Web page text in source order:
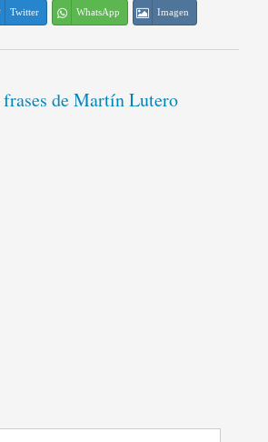
Twitter WhatsApp Imagen
frases de Martín Lutero